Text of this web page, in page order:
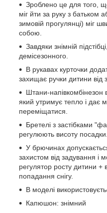
Зроблено це для того,
міг йти за руку з батьком
зимовій прогулянці) міг
собою.
Завдяки знімній
демісезонного.
В рукавах курточки
захищає ручки дитини від
Штани-напівкомбінезон
який утримує тепло і дає
переміщатися.
Бретелі з застібками
регулюють висоту посадки.
У брючинах
захистом від задування і
регулятор росту дитини +
попадання снігу.
В моделі
Капюшон: знімний